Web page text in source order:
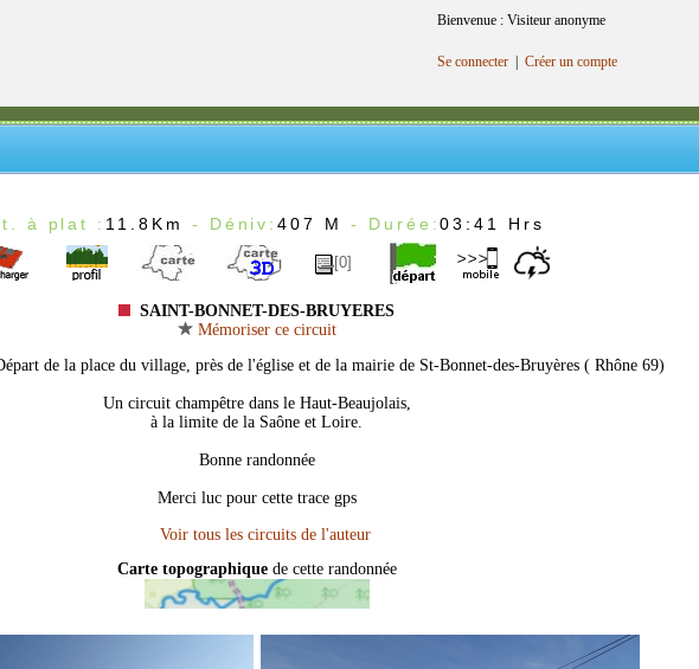
Bienvenue : Visiteur anonyme
Se connecter Créer un compte
à plat : 11.8Km - Déniv:407 M - Durée:03:41 Hrs
[0]
SAINT-BONNET-DES-BRUYERES
Mémoriser ce circuit
de la place du village, près de l'église et de la mairie de St-Bonnet-des-Bruyères ( Rhône 69)
Un circuit champêtre dans le Haut-Beaujolais,
à la limite de la Saône et Loire.
Bonne randonnée
Merci luc pour cette trace gps
Carte topographique de cette randonnée